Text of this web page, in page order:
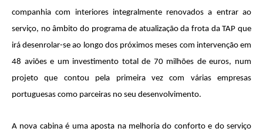
companhia com interiores integralmente renovados a entrar ao
serviço, no âmbito do programa de atualização da frota da TAP que
irá desenrolar-se ao longo dos próximos meses com intervenção em
48 aviões e um investimento total de 70 milhões de euros, num
projeto que contou pela primeira vez com várias empresas
portuguesas como parceiras no seu desenvolvimento.
A nova cabina é uma aposta na melhoria do conforto e do serviço